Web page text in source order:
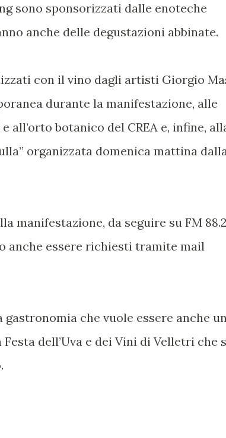
sono sponsorizzati dalle enoteche
anche delle degustazioni abbinate.
con il vino dagli artisti Giorgio
durante la manifestazione, alle
botanico del CREA e, infine,
organizzata domenica mattina
manifestazione, da seguire su FM
anche essere richiesti tramite mail
che vuole essere anche
dell’Uva e dei Vini di Velletri che